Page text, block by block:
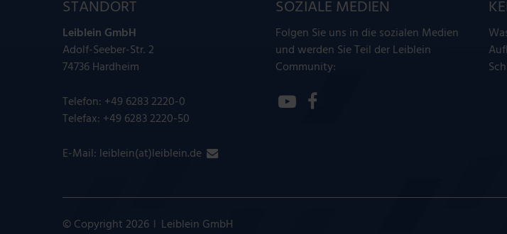
STANDORT
Leiblein GmbH
Adolf-Seeber-Str. 2
74736 Hardheim
Telefon: +49 6283 2220-0
Telefax: +49 6283 2220-50
E-Mail: leiblein(at)leiblein.de
SOZIALE MEDIEN
Folgen Sie uns in die sozialen Medien
und werden Sie Teil der Leiblein
Community:
© Copyright 2026 | Leiblein GmbH